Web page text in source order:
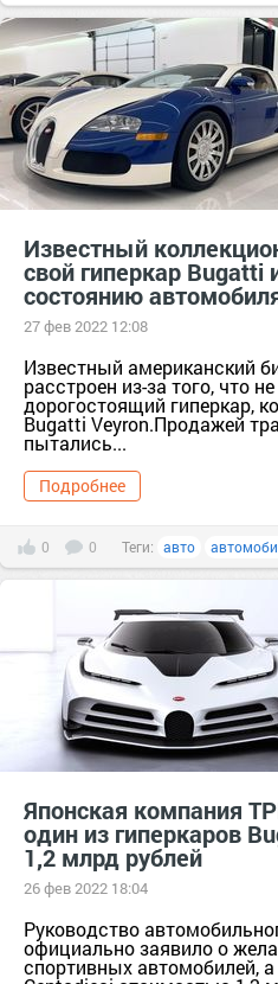
Известный
свой гиперкар Bugatti
состоянию
27 фев 2022 12:08
Известный американский
расстроен из-за того, что
дорогостоящий гиперкар,
Bugatti Veyron.Продажей
пытались...
Подробнее
0 0 Теги: авто
Японская компания
один из гиперкаров
1,2 млрд рублей
26 фев 2022 18:04
Руководство
официально заявило о
спортивных автомобилей,